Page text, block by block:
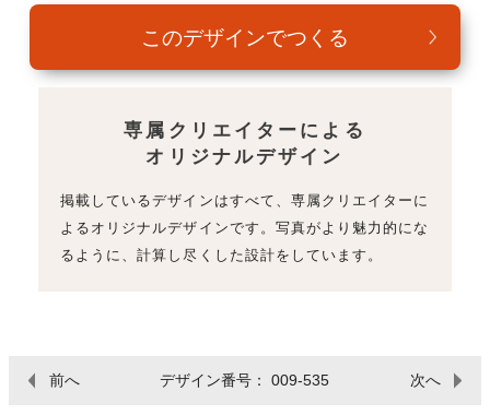
専属クリエイターによる
オリジナルデザイン
掲載しているデザインはすべて、専属クリエイターに
よるオリジナルデザインです。写真がより魅力的にな
るように、計算し尽くした設計をしています。
前へ デザイン番号： 009-535 次へ